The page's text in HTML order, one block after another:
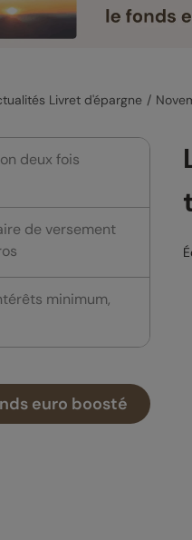
Livret d'épargne
deux fois
de versement
minimum,
euro boosté